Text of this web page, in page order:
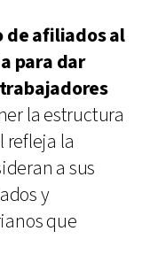
de afiliados al
para dar
la estructura
refleja la
a sus
y
que